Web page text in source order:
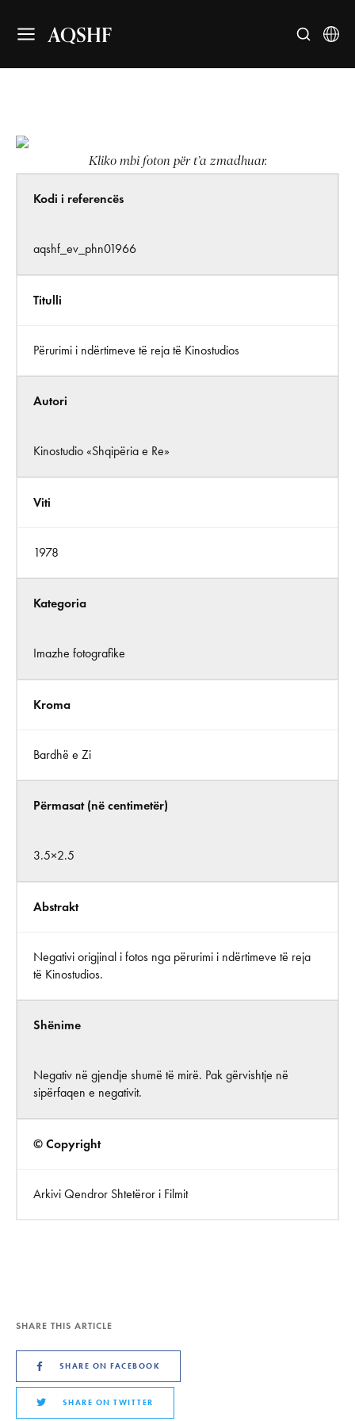
AQSHF
Kliko mbi foton për t’a zmadhuar.
Kodi i referencës
aqshf_ev_phn01966
Titulli
Përurimi i ndërtimeve të reja të Kinostudios
Autori
Kinostudio «Shqipëria e Re»
Viti
1978
Kategoria
Imazhe fotografike
Kroma
Bardhë e Zi
Përmasat (në centimetër)
3.5×2.5
Abstrakt
Negativi origjinal i fotos nga përurimi i ndërtimeve të reja
të Kinostudios.
Shënime
Negativ në gjendje shumë të mirë. Pak gërvishtje në
sipërfaqen e negativit.
© Copyright
Arkivi Qendror Shtetëror i Filmit
SHARE THIS ARTICLE
SHARE ON FACEBOOK
SHARE ON TWITTER